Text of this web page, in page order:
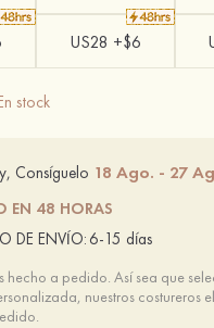
US28 +$6
stock
Consíguelo 18 Ago. - 27
EN 48 HORAS
DE ENVÍO: 6-15 días
hecho a pedido. Así sea que
nuestros costureros